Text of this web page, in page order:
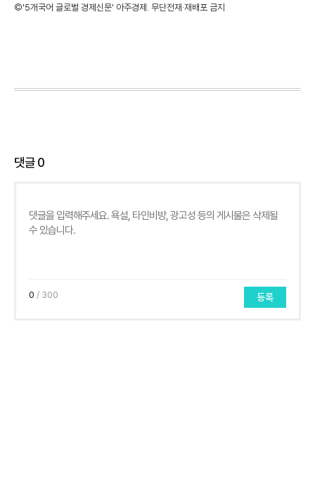
©'5개국어 글로벌 경제신문' 아주경제. 무단전재·재배포 금지
댓글0
0 / 300 등록